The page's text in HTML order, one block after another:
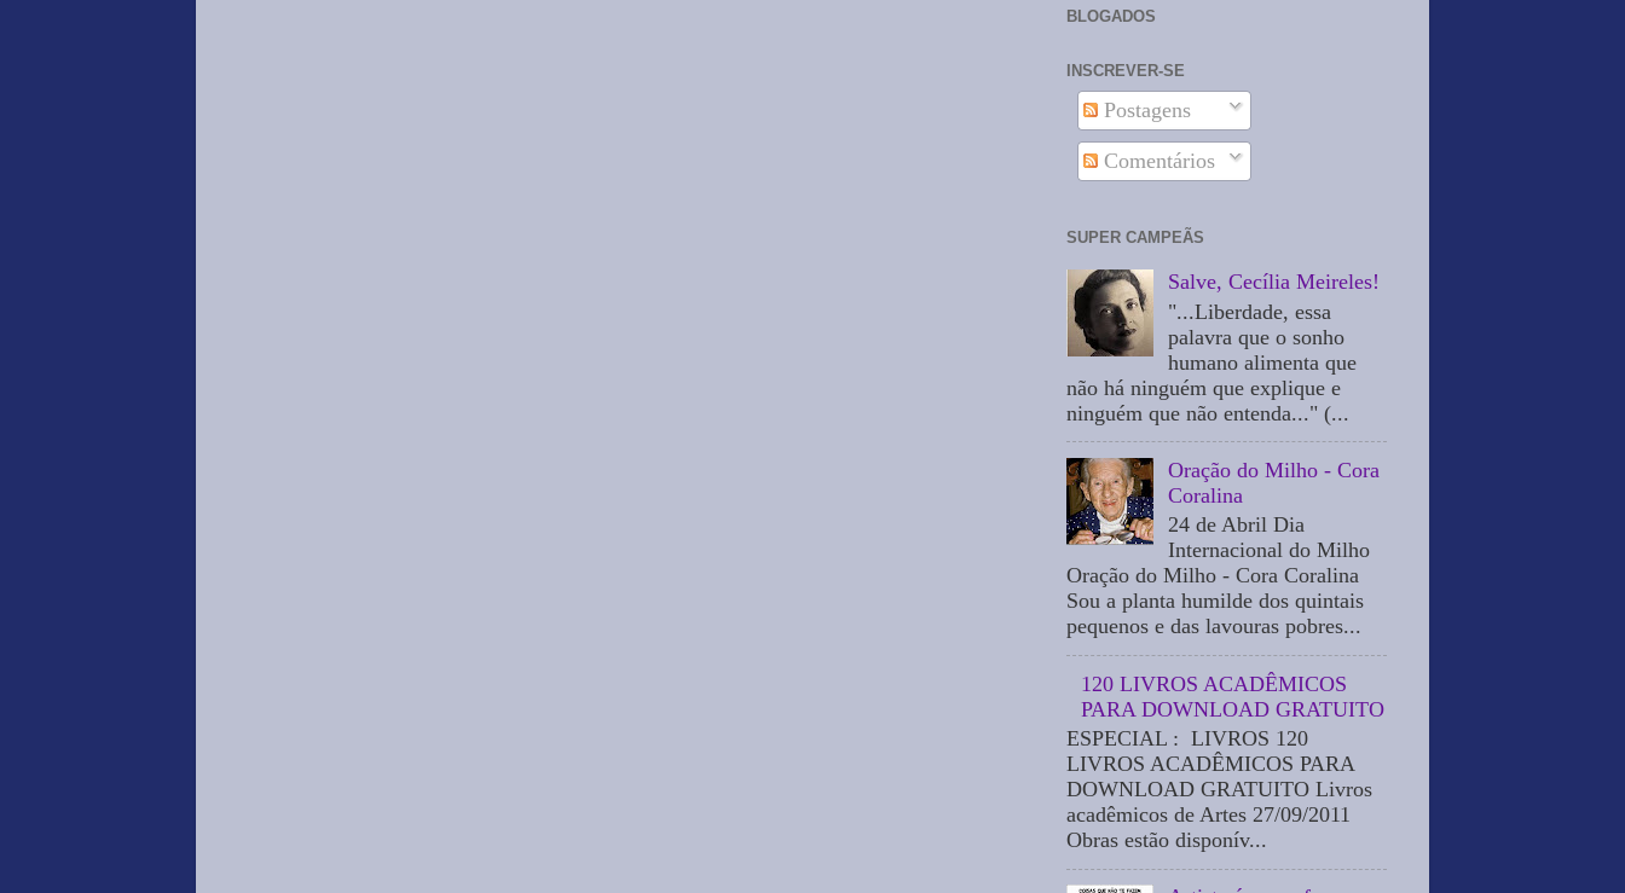
BLOGADOS
INSCREVER-SE
Postagens
Comentários
SUPER CAMPEÃS
Salve, Cecília Meireles!
"...Liberdade, essa
palavra que o sonho
humano alimenta que
não há ninguém que explique e
ninguém que não entenda..." (...
Oração do Milho - Cora
Coralina
24 de Abril Dia
Internacional do Milho
Oração do Milho - Cora Coralina
Sou a planta humilde dos quintais
pequenos e das lavouras pobres...
120 LIVROS ACADÊMICOS
PARA DOWNLOAD GRATUITO
ESPECIAL : LIVROS 120
LIVROS ACADÊMICOS PARA
DOWNLOAD GRATUITO Livros
acadêmicos de Artes 27/09/2011
Obras estão disponív...